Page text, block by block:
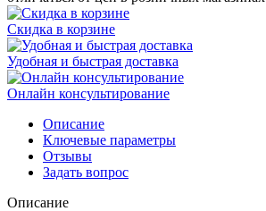
Скидка в корзине
Удобная и быстрая доставка
Онлайн консультирование
Описание
Ключевые параметры
Отзывы
Задать вопрос
Описание